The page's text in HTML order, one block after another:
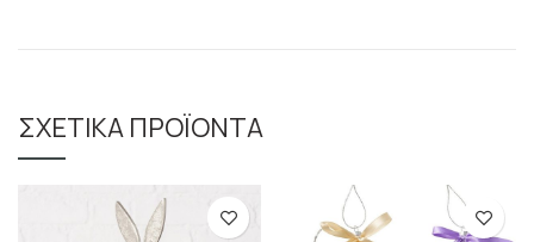
ΣΧΕΤΙΚΆ ΠΡΟΪΌΝΤΑ